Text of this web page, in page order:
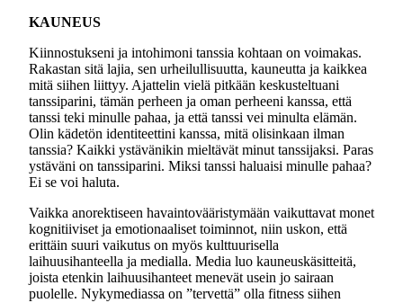
KAUNEUS
Kiinnostukseni ja intohimoni tanssia kohtaan on voimakas.
Rakastan sitä lajia, sen urheilullisuutta, kauneutta ja kaikkea
mitä siihen liittyy. Ajattelin vielä pitkään keskusteltuani
tanssiparini, tämän perheen ja oman perheeni kanssa, että
tanssi teki minulle pahaa, ja että tanssi vei minulta elämän.
Olin kädetön identiteettini kanssa, mitä olisinkaan ilman
tanssia? Kaikki ystävänikin mieltävät minut tanssijaksi. Paras
ystäväni on tanssiparini. Miksi tanssi haluaisi minulle pahaa?
Ei se voi haluta.
Vaikka anorektiseen havaintovääristymään vaikuttavat monet
kognitiiviset ja emotionaaliset toiminnot, niin uskon, että
erittäin suuri vaikutus on myös kulttuurisella
laihuusihanteella ja medialla. Media luo kauneuskäsitteitä,
joista etenkin laihuusihanteet menevät usein jo sairaan
puolelle. Nykymediassa on ”tervettä” olla fitness siihen